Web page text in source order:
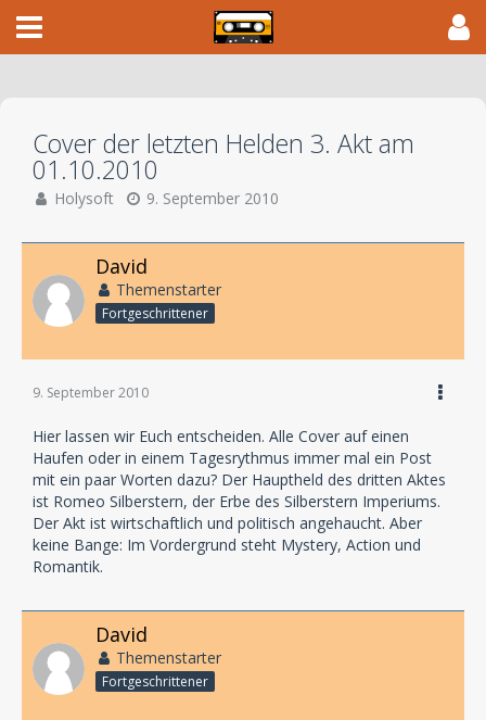
Cover der letzten Helden 3. Akt am
01.10.2010
Holysoft 9. September 2010
David
Themenstarter
Fortgeschrittener
9. September 2010
Hier lassen wir Euch entscheiden. Alle Cover auf einen
Haufen oder in einem Tagesrythmus immer mal ein Post
mit ein paar Worten dazu? Der Hauptheld des dritten Aktes
ist Romeo Silberstern, der Erbe des Silberstern Imperiums.
Der Akt ist wirtschaftlich und politisch angehaucht. Aber
keine Bange: Im Vordergrund steht Mystery, Action und
Romantik.
David
Themenstarter
Fortgeschrittener